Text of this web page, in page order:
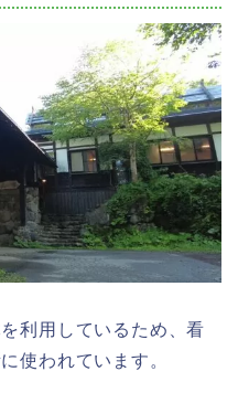
利用しているため、看
使われています。